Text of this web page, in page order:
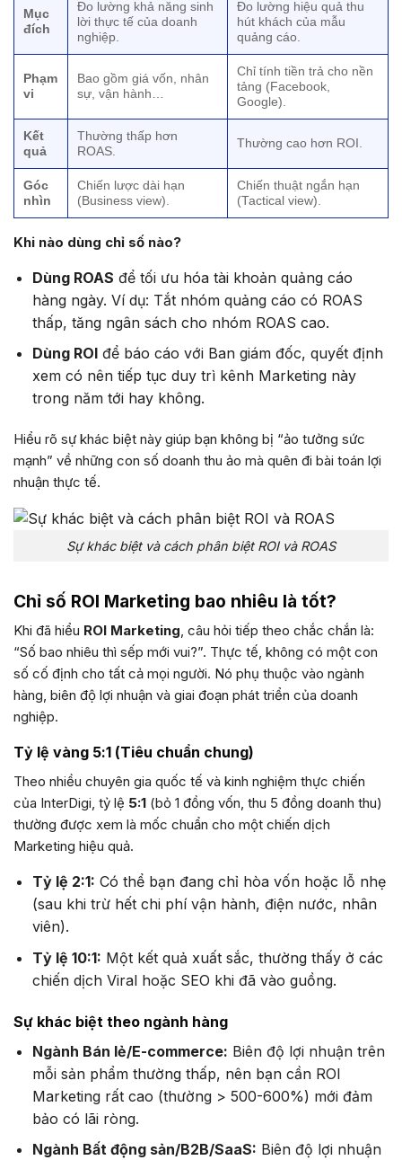
Mục
đích
Đo lường khả năng sinh
lời thực tế của doanh
nghiệp.
Đo lường hiệu quả thu
hút khách của mẫu
quảng cáo.
Phạm
vi
Bao gồm giá vốn, nhân
sự, vận hành…
Chỉ tính tiền trả cho nền
tảng (Facebook,
Google).
Kết
quả
Thường thấp hơn
ROAS.
Thường cao hơn ROI.
Góc
nhìn
Chiến lược dài hạn
(Business view).
Chiến thuật ngắn hạn
(Tactical view).
Khi nào dùng chỉ số nào?
Dùng ROAS để tối ưu hóa tài khoản quảng cáo
hàng ngày. Ví dụ: Tắt nhóm quảng cáo có ROAS
thấp, tăng ngân sách cho nhóm ROAS cao.
Dùng ROIđể báo cáo với Ban giám đốc, quyết định
xem có nên tiếp tục duy trì kênh Marketing này
trong năm tới hay không.
Hiểu rõ sự khác biệt này giúp bạn không bị “ảo tưởng sức
mạnh” về những con số doanh thu ảo mà quên đi bài toán lợi
nhuận thực tế.
Sự khác biệt và cách phân biệt ROI và ROAS
Chỉ số ROI Marketing bao nhiêu là tốt?
Khi đã hiểu ROI Marketing, câu hỏi tiếp theo chắc chắn là:
“Số bao nhiêu thì sếp mới vui?”. Thực tế, không có một con
số cố định cho tất cả mọi người. Nó phụ thuộc vào ngành
hàng, biên độ lợi nhuận và giai đoạn phát triển của doanh
nghiệp.
Tỷ lệ vàng 5:1 (Tiêu chuẩn chung)
Theo nhiều chuyên gia quốc tế và kinh nghiệm thực chiến
của InterDigi, tỷ lệ 5:1 (bỏ 1 đồng vốn, thu 5 đồng doanh thu)
thường được xem là mốc chuẩn cho một chiến dịch
Marketing hiệu quả.
Tỷ lệ 2:1: Có thể bạn đang chỉ hòa vốn hoặc lỗ nhẹ
(sau khi trừ hết chi phí vận hành, điện nước, nhân
viên).
Tỷ lệ 10:1: Một kết quả xuất sắc, thường thấy ở các
chiến dịch Viral hoặc SEO khi đã vào guồng.
Sự khác biệt theo ngành hàng
Ngành Bán lẻ/E-commerce: Biên độ lợi nhuận trên
mỗi sản phẩm thường thấp, nên bạn cần ROI
Marketing rất cao (thường > 500-600%) mới đảm
bảo có lãi ròng.
Ngành Bất động sản/B2B/SaaS: Biên độ lợi nhuận